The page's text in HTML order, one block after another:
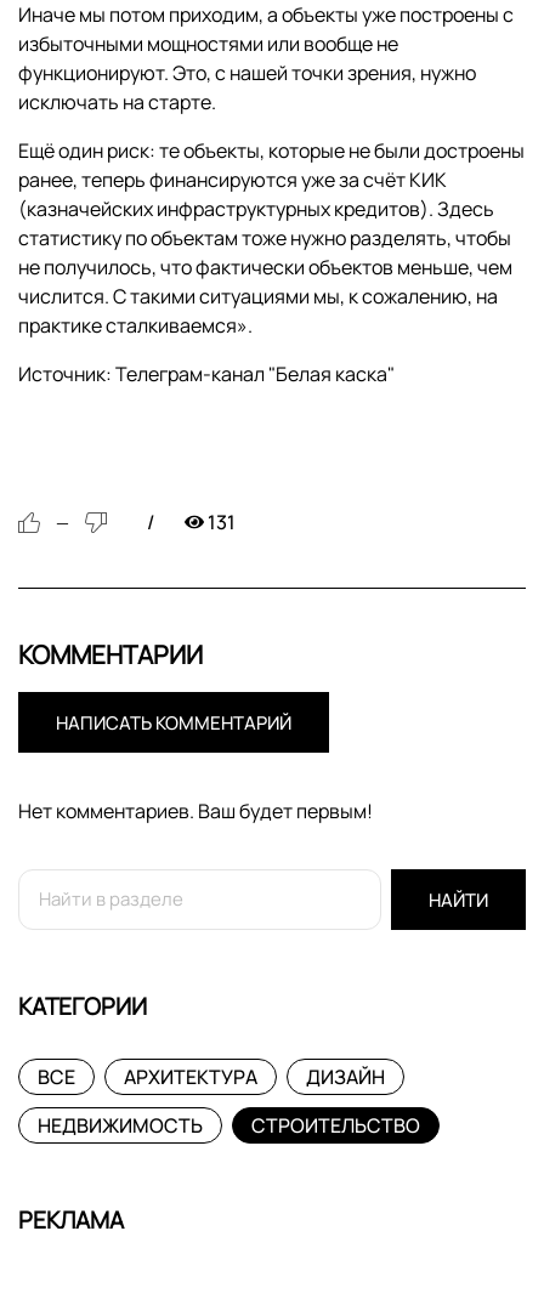
Иначе мы потом приходим, а объекты уже построены с
избыточными мощностями или вообще не
функционируют. Это, с нашей точки зрения, нужно
исключать на старте.
Ещё один риск: те объекты, которые не были достроены
ранее, теперь финансируются уже за счёт КИК
(казначейских инфраструктурных кредитов). Здесь
статистику по объектам тоже нужно разделять, чтобы
не получилось, что фактически объектов меньше, чем
числится. С такими ситуациями мы, к сожалению, на
практике сталкиваемся».
Источник: Телеграм-канал "Белая каска"
— 131
КОММЕНТАРИИ
НАПИСАТЬ КОММЕНТАРИЙ
Нет комментариев. Ваш будет первым!
НАЙТИ
КАТЕГОРИИ
ВСЕ АРХИТЕКТУРА
ДИЗАЙН
НЕДВИЖИМОСТЬ
СТРОИТЕЛЬСТВО
РЕКЛАМА